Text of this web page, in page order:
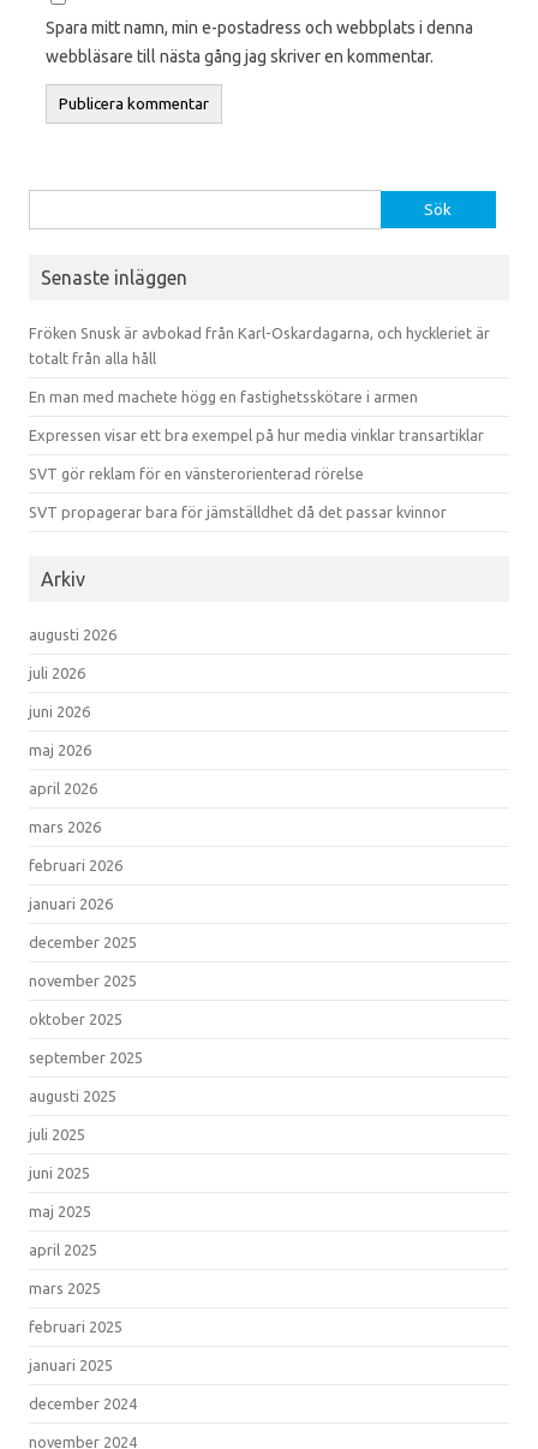
Spara mitt namn, min e-postadress och webbplats i denna
webbläsare till nästa gång jag skriver en kommentar.
Senaste inläggen
Fröken Snusk är avbokad från Karl-Oskardagarna, och hyckleriet är
totalt från alla håll
En man med machete högg en fastighetsskötare i armen
Expressen visar ett bra exempel på hur media vinklar transartiklar
SVT gör reklam för en vänsterorienterad rörelse
SVT propagerar bara för jämställdhet då det passar kvinnor
Arkiv
augusti 2026
juli 2026
juni 2026
maj 2026
april 2026
mars 2026
februari 2026
januari 2026
december 2025
november 2025
oktober 2025
september 2025
augusti 2025
juli 2025
juni 2025
maj 2025
april 2025
mars 2025
februari 2025
januari 2025
december 2024
november 2024